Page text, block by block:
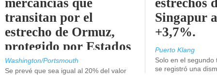
mercancías que
transitan por el
estrecho de Ormuz,
protegido por Estados
Unidos.
Washington/Portsmouth
Se prevé que sea igual al 20% del valor
estrechos
Singapur
+3,7%.
Puerto Klang
Solo en el
se registró una